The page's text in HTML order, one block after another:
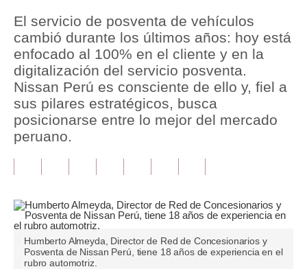
Política
Tu Dinero
Finanzas Personales
Inmobiliarias
Plus G
Opinión
Editorial
Pregunta de hoy
Blogs
El servicio de posventa de vehículos
cambió durante los últimos años: hoy está
enfocado al 100% en el cliente y en la
digitalización del servicio posventa.
Nissan Perú es consciente de ello y, fiel a
sus pilares estratégicos, busca
posicionarse entre lo mejor del mercado
peruano.
Humberto Almeyda, Director de Red de Concesionarios y
Posventa de Nissan Perú, tiene 18 años de experiencia en el
rubro automotriz.